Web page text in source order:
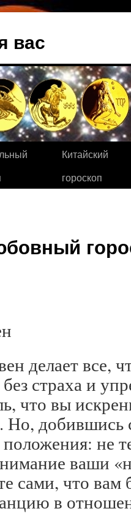
вас
Китайский
гороскоп
делает все,
страха и
что вы
Но, добившись
положения: не
ваши
сами, что вам
в